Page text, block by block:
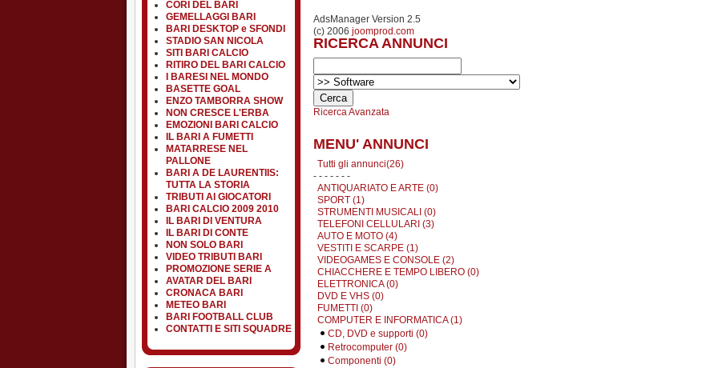
CORI DEL BARI
GEMELLAGGI BARI
BARI DESKTOP e SFONDI
STADIO SAN NICOLA
SITI BARI CALCIO
RITIRO DEL BARI CALCIO
I BARESI NEL MONDO
BASETTE GOAL
ENZO TAMBORRA SHOW
NON CRESCE L'ERBA
EMOZIONI BARI CALCIO
IL BARI A FUMETTI
MATARRESE NEL
PALLONE
BARI A DE LAURENTIIS:
TUTTA LA STORIA
TRIBUTI AI GIOCATORI
BARI CALCIO 2009 2010
IL BARI DI VENTURA
IL BARI DI CONTE
NON SOLO BARI
VIDEO TRIBUTI BARI
PROMOZIONE SERIE A
AVATAR DEL BARI
CRONACA BARI
METEO BARI
BARI FOOTBALL CLUB
CONTATTI E SITI SQUADRE
AdsManager Version 2.5
(c) 2006 joomprod.com
RICERCA ANNUNCI
Ricerca Avanzata
MENU' ANNUNCI
Tutti gli annunci(26)
- - - - - - -
ANTIQUARIATO E ARTE (0)
SPORT (1)
STRUMENTI MUSICALI (0)
TELEFONI CELLULARI (3)
AUTO E MOTO (4)
VESTITI E SCARPE (1)
VIDEOGAMES E CONSOLE (2)
CHIACCHERE E TEMPO LIBERO (0)
ELETTRONICA (0)
DVD E VHS (0)
FUMETTI (0)
COMPUTER E INFORMATICA (1)
CD, DVD e supporti (0)
Retrocomputer (0)
Componenti (0)